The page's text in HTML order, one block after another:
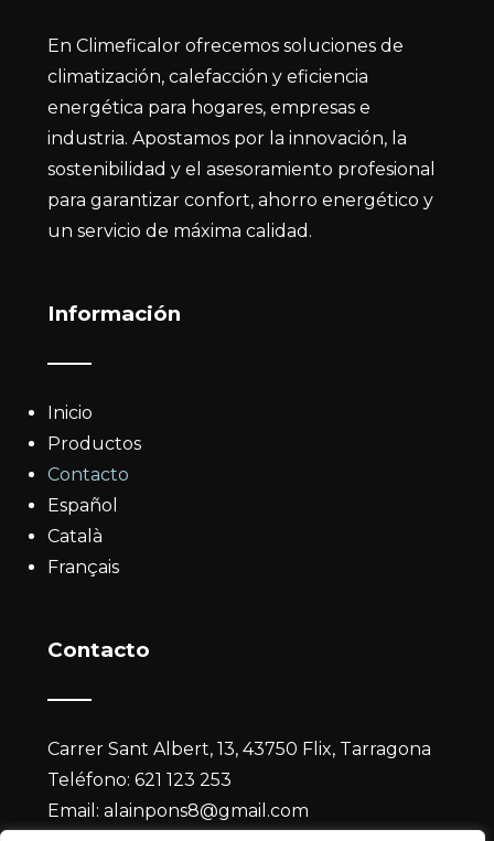
En Climeficalor ofrecemos soluciones de
climatización, calefacción y eficiencia
energética para hogares, empresas e
industria. Apostamos por la innovación, la
sostenibilidad y el asesoramiento profesional
para garantizar confort, ahorro energético y
un servicio de máxima calidad.
Información
Inicio
Productos
Contacto
Español
Català
Français
Contacto
Carrer Sant Albert, 13, 43750 Flix, Tarragona
Teléfono:621 123 253
Email:alainpons8@gmail.com